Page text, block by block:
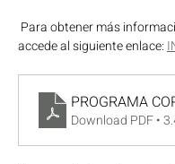
Para obtener más
accede al siguiente enlace:
PROGRAMA
Download PDF •